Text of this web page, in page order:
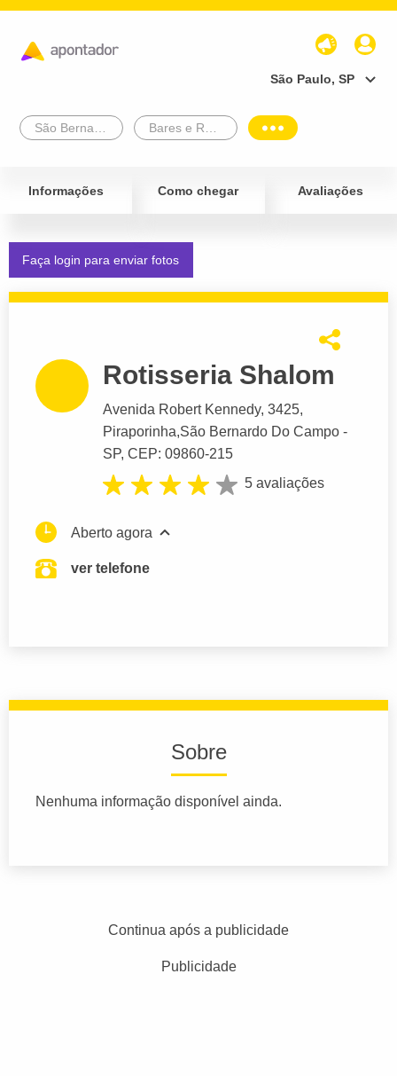
São Paulo, SP
Informações Como chegar Avaliações
Faça login para enviar fotos
Rotisseria Shalom
Avenida Robert Kennedy, 3425,
Piraporinha,São Bernardo Do Campo -
SP, CEP: 09860-215
5 avaliações
Aberto agora
ver telefone
Sobre
Nenhuma informação disponível ainda.
Continua após a publicidade
Publicidade